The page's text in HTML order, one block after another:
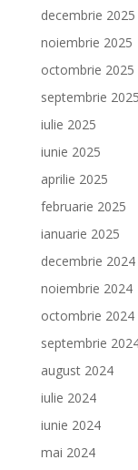
decembrie 2025
noiembrie 2025
octombrie 2025
septembrie 2025
iulie 2025
iunie 2025
aprilie 2025
februarie 2025
ianuarie 2025
decembrie 2024
noiembrie 2024
octombrie 2024
septembrie
august 2024
iulie 2024
iunie 2024
mai 2024